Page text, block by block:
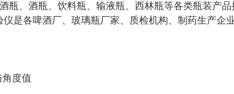
瓶、酒瓶、饮料瓶、输液瓶、西林瓶等各类瓶装产
是各啤酒厂、玻璃瓶厂家、质检机构、制药生产企
度值